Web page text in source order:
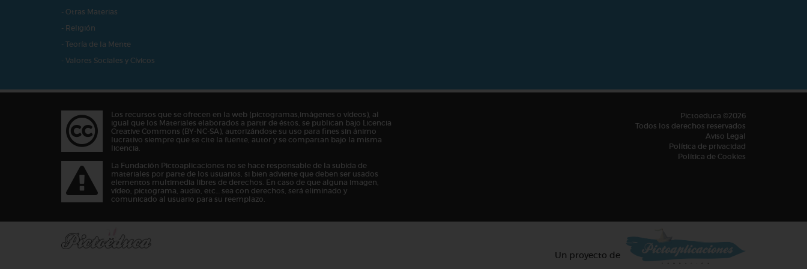
- Otras Materias
- Religión
- Teoría de la Mente
- Valores Sociales y Cívicos
Los recursos que se ofrecen en la web (pictogramas,imágenes o vídeos), al
igual que los Materiales elaborados a partir de éstos, se publican bajo Licencia
Creative Commons (BY-NC-SA), autorizándose su uso para fines sin ánimo
lucrativo siempre que se cite la fuente, autor y se compartan bajo la misma
licencia.
La Fundación Pictoaplicaciones no se hace responsable de la subida de
materiales por parte de los usuarios, si bien advierte que deben ser usados
elementos multimedia libres de derechos. En caso de que alguna imagen,
vídeo, pictograma, audio, etc… sea con derechos, será eliminado y
comunicado al usuario para su reemplazo.
Pictoeduca ©2026
Todos los derechos reservados
Aviso Legal
Política de privacidad
Política de Cookies
Un proyecto de